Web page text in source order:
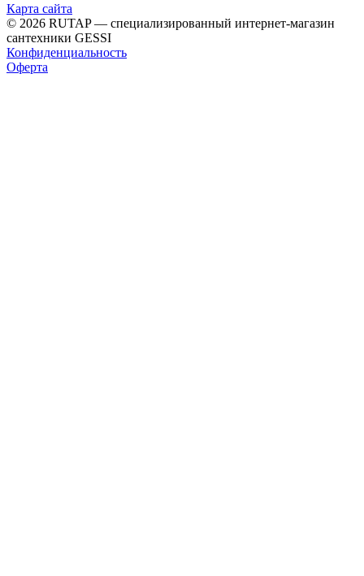
Карта сайта
© 2026 RUTAP — специализированный интернет-магазин
сантехники GESSI
Конфиденциальность
Оферта